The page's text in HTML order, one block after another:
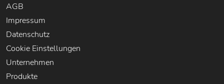
Unternehmen
Produkte
AGB
Impressum
Datenschutz
Cookie Einstellungen